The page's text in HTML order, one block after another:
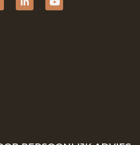
LinkedinYouTube